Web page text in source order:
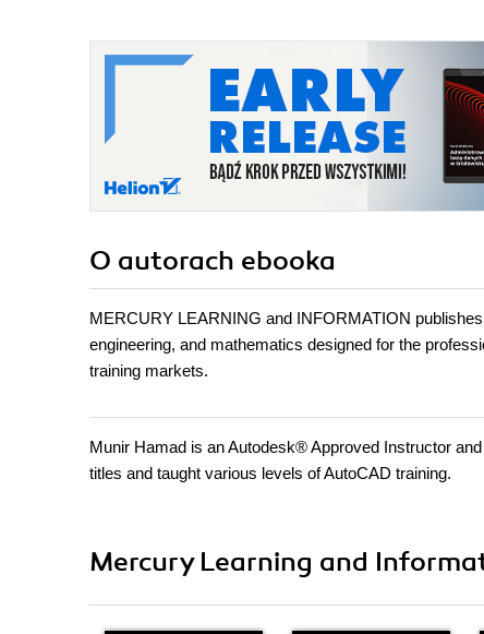
O autorach ebooka
MERCURY LEARNING and INFORMATION
engineering, and mathematics designed for the
training markets.
Munir Hamad is an Autodesk® Approved Instructor
titles and taught various levels of AutoCAD training.
Mercury Learning and